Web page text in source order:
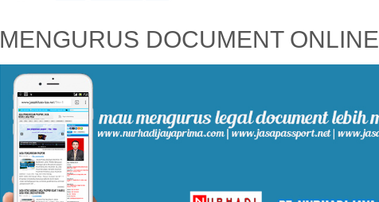
MENGURUS DOCUMENT ONLINE